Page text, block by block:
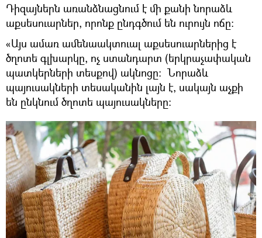
Դիզայներն առանձնացնում է մի քանի նորաձև
աքսեսուարներ, որոնք ընդգծում են ուրույն ոճը։
«Այս ամառ ամենաակտուալ աքսեսուարներից է
ծղոտե գլխարկը, ոչ ստանդարտ (երկրաչափական
պատկերների տեսքով) ակնոցը։ Նորաձև
պայուսակների տեսականին լայն է, սակայն աչքի
են ընկնում ծղոտե պայուսակները։